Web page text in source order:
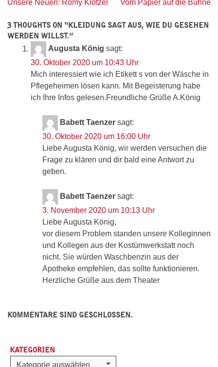
Beitragsnavigation
Unsere Neuen: Romy Klötzel Vom Papier auf die Bühne
3 THOUGHTS ON “KLEIDUNG SAGT AUS, WIE DU GESEHEN
WERDEN WILLST.”
Augusta König sagt:
30. Oktober 2020 um 10:43 Uhr
Mich interessiert wie ich Etikett s von der Wäsche in
Pflegeheimen lösen kann. Mit Begeisterung habe
ich Ihre Infos gelesen.Freundliche Grüße A.König
Babett Taenzer sagt:
30. Oktober 2020 um 16:00 Uhr
Liebe Augusta König, wir werden versuchen die
Frage zu klären und dir bald eine Antwort zu
geben.
Babett Taenzer sagt:
3. November 2020 um 10:13 Uhr
Liebe Augusta König,
vor diesem Problem standen unsere Kolleginnen
und Kollegen aus der Kostümwerkstatt noch
nicht. Sie würden Waschbenzin aus der
Apotheke empfehlen, das sollte funktionieren.
Herzliche Grüße aus dem Theater
KOMMENTARE SIND GESCHLOSSEN.
KATEGORIEN
Kategorien
Kategorie auswählen